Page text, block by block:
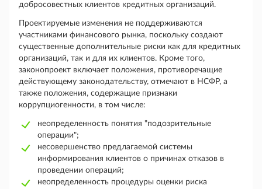
добросовестных клиентов кредитных организаций.
Проектируемые изменения не поддерживаются
участниками финансового рынка, поскольку создают
существенные дополнительные риски как для кредитных
организаций, так и для их клиентов. Кроме того,
законопроект включает положения, противоречащие
действующему законодательству, отмечают в НСФР, а
также положения, содержащие признаки
коррупциогенности, в том числе:
неопределенность понятия "подозрительные
операции";
несовершенство предлагаемой системы
информирования клиентов о причинах отказов в
проведении операций;
неопределенность процедуры оценки риска